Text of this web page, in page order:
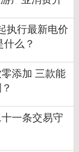
执行最新电价
么？
添加 三款能
一条交易守